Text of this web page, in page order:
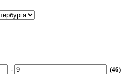
- (46)